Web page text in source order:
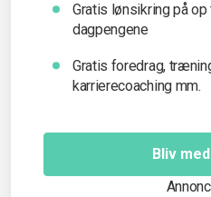
Gratis lønsikring på
dagpengene
Gratis foredrag,
karrierecoaching mm.
Bliv